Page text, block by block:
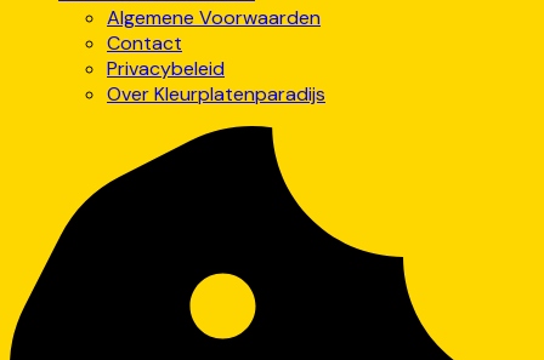
Algemene Voorwaarden
Contact
Privacybeleid
Over Kleurplatenparadijs